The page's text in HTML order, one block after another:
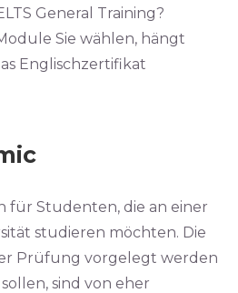
General Training?
Sie wählen, hängt
Englischzertifikat
für Studenten, die an einer
studieren möchten. Die
Prüfung vorgelegt werden
sind von eher